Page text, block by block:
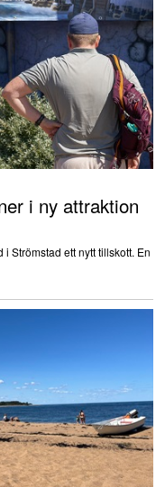
i ny attraktion
Strömstad ett nytt tillskott. En